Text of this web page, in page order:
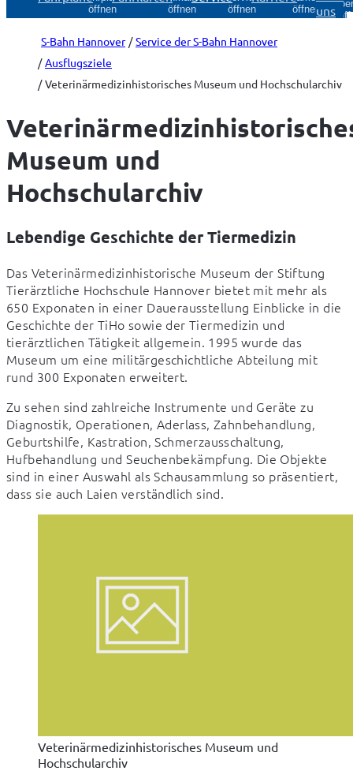
öffnen
öffnen
öffnen
öffnenuns
S-Bahn Hannover
Service der S-Bahn Hannover
Ausflugsziele
Veterinärmedizinhistorisches Museum und Hochschularchiv
Museum und
Hochschularchiv
Lebendige Geschichte der Tiermedizin
Das Veterinärmedizinhistorische Museum der Stiftung
Tierärztliche Hochschule Hannover bietet mit mehr als
650 Exponaten in einer Dauerausstellung Einblicke in die
Geschichte der TiHo sowie der Tiermedizin und
tierärztlichen Tätigkeit allgemein. 1995 wurde das
Museum um eine militärgeschichtliche Abteilung mit
rund 300 Exponaten erweitert.
Zu sehen sind zahlreiche Instrumente und Geräte zu
Diagnostik, Operationen, Aderlass, Zahnbehandlung,
Geburtshilfe, Kastration, Schmerzausschaltung,
Hufbehandlung und Seuchenbekämpfung. Die Objekte
sind in einer Auswahl als Schausammlung so präsentiert,
dass sie auch Laien verständlich sind.
Veterinärmedizinhistorisches Museum und
Hochschularchiv